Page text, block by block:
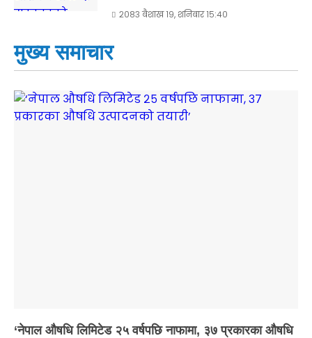
२०८३ बैशाख १९, शनिबार १५:४०
मुख्य समाचार
‘नेपाल औषधि लिमिटेड २५ वर्षपछि नाफामा, ३७ प्रकारका औषधि